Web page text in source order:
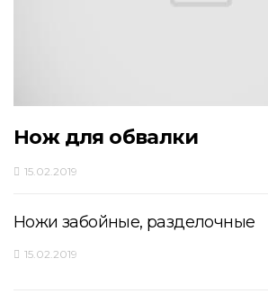
Нож для обвалки
15.02.2019
Ножи забойные, разделочные
15.02.2019